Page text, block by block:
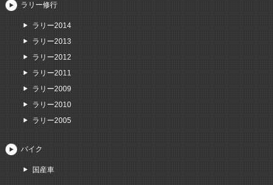
ラリー修行
ラリー2014
ラリー2013
ラリー2012
ラリー2011
ラリー2009
ラリー2010
ラリー2005
バイク
国産車